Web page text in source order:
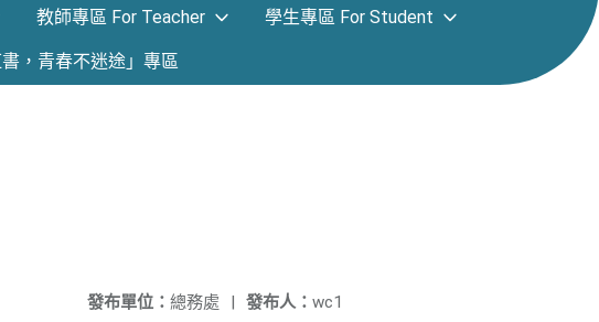
教師專區 For Teacher 學生專區 For Student
書，青春不迷途」專區
發布人： wc1
發布單位： 總務處 |